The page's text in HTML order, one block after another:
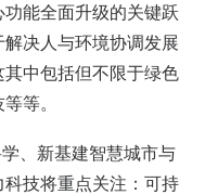
能全面升级的关键跃
决人与环境协调发展
中包括但不限于绿色
等。
、新基建智慧城市与
技将重点关注：可持